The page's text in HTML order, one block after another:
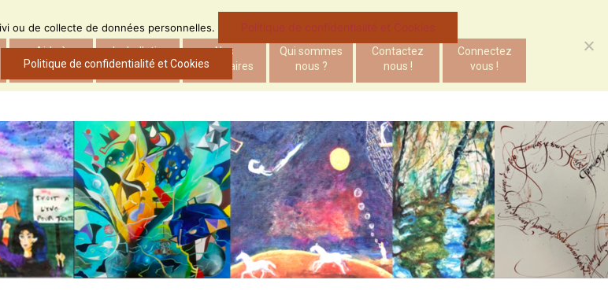
Aide à
l’insertion
Le bulletin
d’ADS
Nos
partenaires
Qui sommes
nous ?
Contactez
nous !
Connectez
vous !
ou de collecte de données personnelles. Politique de confidentialité et Cookies
Politique de confidentialité et Cookies